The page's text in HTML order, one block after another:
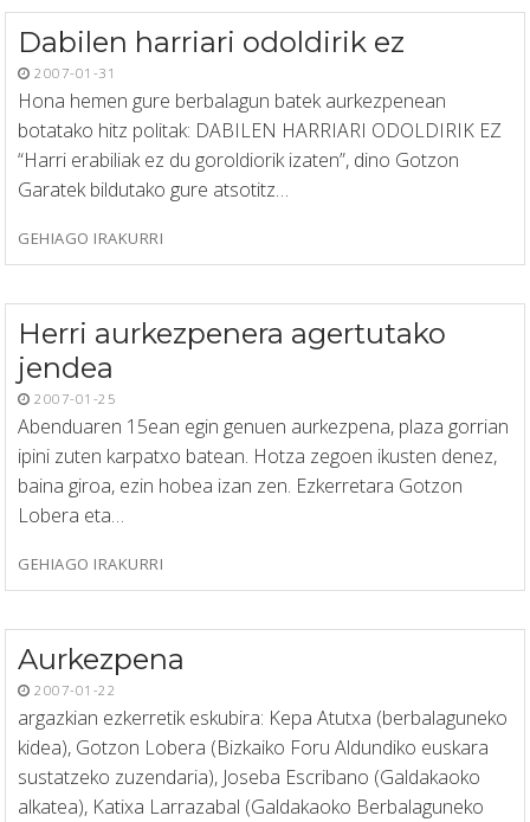
Dabilen harriari odoldirik ez
2007-01-31
Hona hemen gure berbalagun batek aurkezpenean
botatako hitz politak: DABILEN HARRIARI ODOLDIRIK EZ
“Harri erabiliak ez du goroldiorik izaten”, dino Gotzon
Garatek bildutako gure atsotitz…
GEHIAGO IRAKURRI
Herri aurkezpenera agertutako
jendea
2007-01-25
Abenduaren 15ean egin genuen aurkezpena, plaza gorrian
ipini zuten karpatxo batean. Hotza zegoen ikusten denez,
baina giroa, ezin hobea izan zen. Ezkerretara Gotzon
Lobera eta…
GEHIAGO IRAKURRI
Aurkezpena
2007-01-22
argazkian ezkerretik eskubira: Kepa Atutxa (berbalaguneko
kidea), Gotzon Lobera (Bizkaiko Foru Aldundiko euskara
sustatzeko zuzendaria), Joseba Escribano (Galdakaoko
alkatea), Katixa Larrazabal (Galdakaoko Berbalaguneko